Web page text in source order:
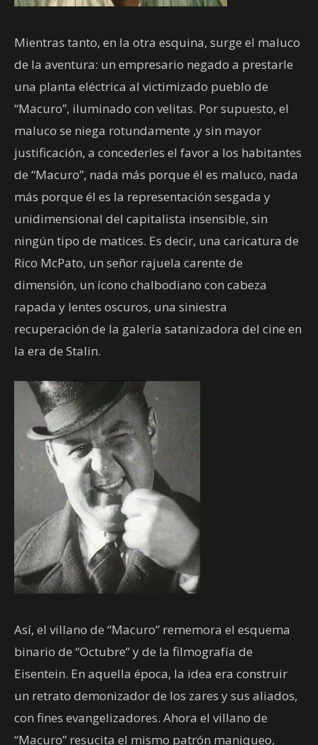
Mientras tanto, en la otra esquina, surge el maluco
de la aventura: un empresario negado a prestarle
una planta eléctrica al victimizado pueblo de
“Macuro”, iluminado con velitas. Por supuesto, el
maluco se niega rotundamente ,y sin mayor
justificación, a concederles el favor a los habitantes
de “Macuro”, nada más porque él es maluco, nada
más porque él es la representación sesgada y
unidimensional del capitalista insensible, sin
ningún tipo de matices. Es decir, una caricatura de
Rico McPato, un señor rajuela carente de
dimensión, un ícono chalbodiano con cabeza
rapada y lentes oscuros, una siniestra
recuperación de la galería satanizadora del cine en
la era de Stalin.
Así, el villano de “Macuro” rememora el esquema
binario de “Octubre” y de la filmografía de
Eisentein. En aquella época, la idea era construir
un retrato demonizador de los zares y sus aliados,
con fines evangelizadores. Ahora el villano de
“Macuro” resucita el mismo patrón maniqueo,